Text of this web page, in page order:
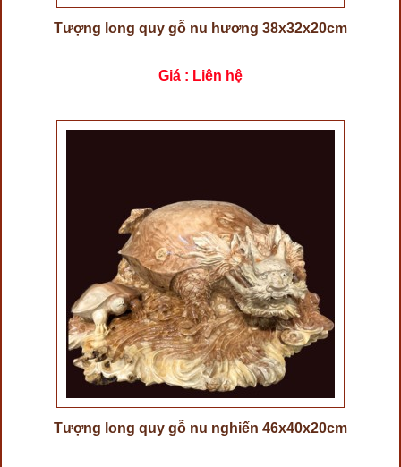
Tượng long quy gỗ nu hương 38x32x20cm
Giá : Liên hệ
Tượng long quy gỗ nu nghiến 46x40x20cm